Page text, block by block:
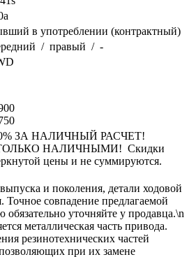
в употреблении (контрактный)
/ правый / -
ЗА НАЛИЧНЫЙ РАСЧЕТ!
НАЛИЧНЫМИ! Скидки
цены и не суммируются.
и поколения, детали ходовой
Точное совпадение предлагаемой
обязательно уточняйте у продавца.\n
металлическая часть привода.
резинотехнических частей
при их замене